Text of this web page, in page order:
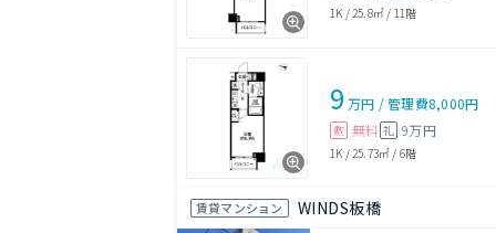
1K / 25.8㎡ / 11階
9 万円 /管理費8,000円
敷 無料 礼 9万円
1K / 25.73㎡ / 6階
賃貸マンション WINDS板橋